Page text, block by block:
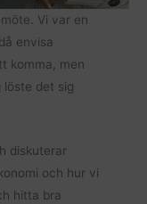
Vi var en
envisa
komma, men
löste det sig
diskuterar
och hur vi
hitta bra